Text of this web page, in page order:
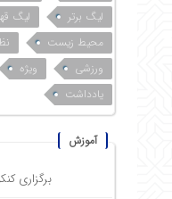
لیگ برتر
لیگ
محیط زیست
ورزشی
ویژه
یادداشت
آموزش
برگزاری